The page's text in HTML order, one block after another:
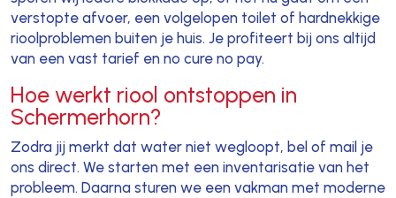
verstopte afvoer, een volgelopen toilet of hardnekkige
rioolproblemen buiten je huis. Je profiteert bij ons altijd
van een vast tarief en no cure no pay.
Hoe werkt riool ontstoppen in
Schermerhorn?
Zodra jij merkt dat water niet wegloopt, bel of mail je
ons direct. We starten met een inventarisatie van het
probleem. Daarna sturen we een vakman met moderne